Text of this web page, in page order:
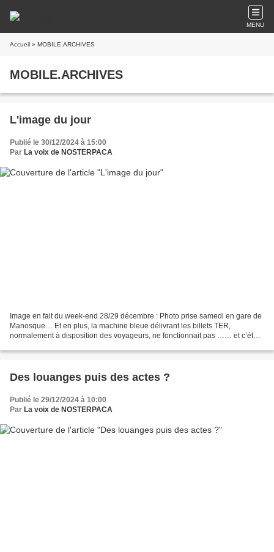
MENU
Accueil » MOBILE.ARCHIVES
MOBILE.ARCHIVES
L'image du jour
Publié le 30/12/2024 à 15:00
Par La voix de NOSTERPACA
Image en fait du week-end 28/29 décembre : Photo prise samedi en gare de
Manosque ... Et en plus, la machine bleue délivrant les billets TER,
normalement à disposition des voyageurs, ne fonctionnait pas …… et c’était
Des louanges puis des actes ?
Publié le 29/12/2024 à 10:00
Par La voix de NOSTERPACA